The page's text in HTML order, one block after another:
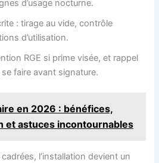
d’usage nocturne.
: tirage au vide, contrôle
d’utilisation.
RGE si prime visée, et rappel
faire avant signature.
en 2026 : bénéfices,
et astuces incontournables
l’installation devient un